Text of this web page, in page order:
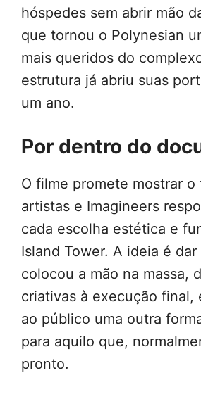
hóspedes sem abrir mão
que tornou o Polynesian
mais queridos do
estrutura já abriu suas
um ano.
Por dentro do
O filme promete mostrar o
artistas e Imagineers
cada escolha estética e
Island Tower. A ideia é
colocou a mão na massa,
criativas à execução final,
ao público uma outra
para aquilo que,
pronto.